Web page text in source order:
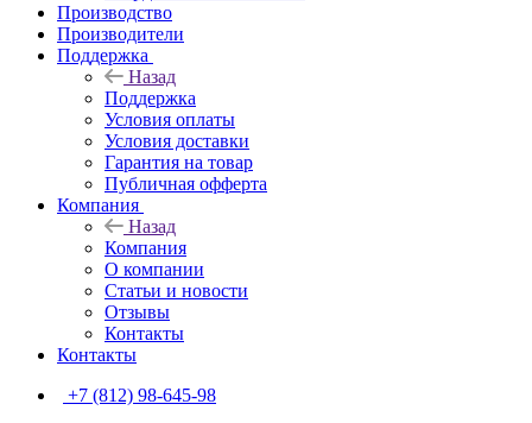
Производство
Производители
Поддержка
Назад
Поддержка
Условия оплаты
Условия доставки
Гарантия на товар
Публичная офферта
Компания
Назад
Компания
О компании
Статьи и новости
Отзывы
Контакты
Контакты
+7 (812) 98-645-98